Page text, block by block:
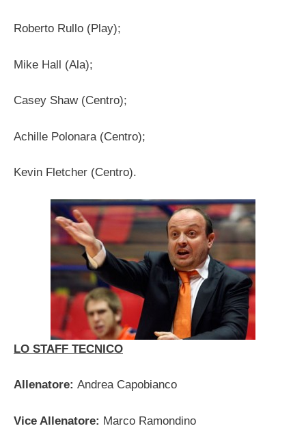
Roberto Rullo (Play);
Mike Hall (Ala);
Casey Shaw (Centro);
Achille Polonara (Centro);
Kevin Fletcher (Centro).
LO STAFF TECNICO
Allenatore: Andrea Capobianco
Vice Allenatore: Marco Ramondino